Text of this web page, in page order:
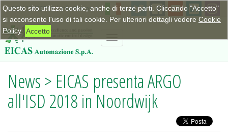
Questo sito utilizza cookie, anche di terze parti. Cliccando "Accetto"
si acconsente l'uso di tali cookie. Per ulteriori dettagli vedere Cookie
Policy Accetto
+390115623798|info@eicas.it
Toggle
News > EICAS presenta ARGO
all'ISD 2018 in Noordwijk